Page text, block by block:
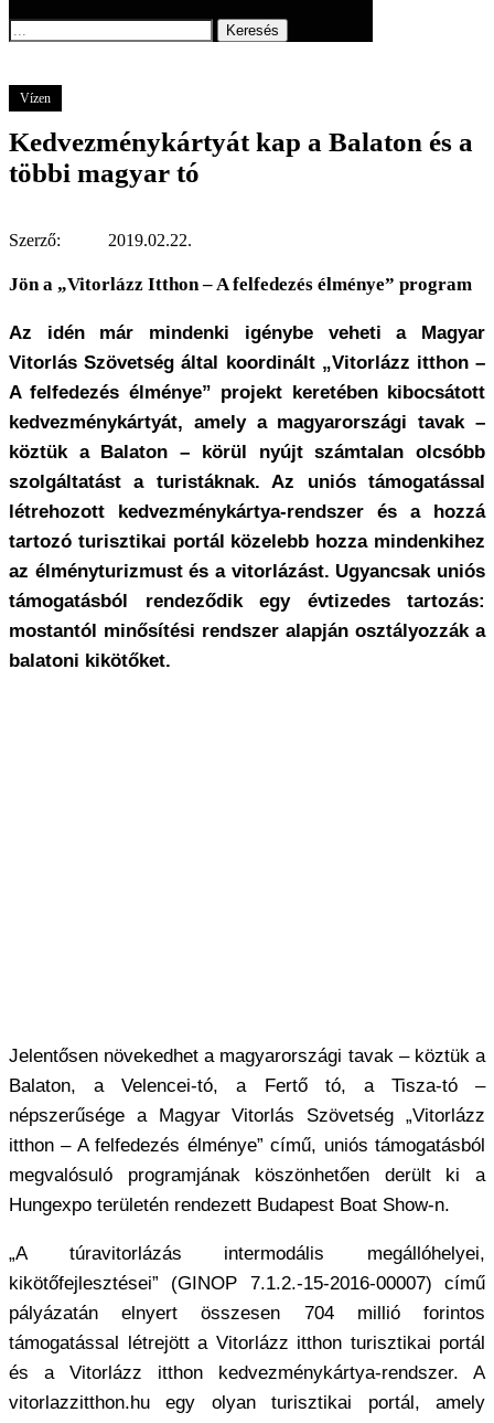
Keresés
Vízen
Kedvezménykártyát kap a Balaton és a
többi magyar tó
Szerző: 2019.02.22.
Jön a „Vitorlázz Itthon – A felfedezés élménye” program
Az idén már mindenki igénybe veheti a Magyar
Vitorlás Szövetség által koordinált „Vitorlázz itthon –
A felfedezés élménye” projekt keretében kibocsátott
kedvezménykártyát, amely a magyarországi tavak –
köztük a Balaton – körül nyújt számtalan olcsóbb
szolgáltatást a turistáknak. Az uniós támogatással
létrehozott kedvezménykártya-rendszer és a hozzá
tartozó turisztikai portál közelebb hozza mindenkihez
az élményturizmust és a vitorlázást. Ugyancsak uniós
támogatásból rendeződik egy évtizedes tartozás:
mostantól minősítési rendszer alapján osztályozzák a
balatoni kikötőket.
Jelentősen növekedhet a magyarországi tavak – köztük a
Balaton, a Velencei-tó, a Fertő tó, a Tisza-tó –
népszerűsége a Magyar Vitorlás Szövetség „Vitorlázz
itthon – A felfedezés élménye” című, uniós támogatásból
megvalósuló programjának köszönhetően derült ki a
Hungexpo területén rendezett Budapest Boat Show-n.
„A túravitorlázás intermodális megállóhelyei,
kikötőfejlesztései” (GINOP 7.1.2.-15-2016-00007) című
pályázatán elnyert összesen 704 millió forintos
támogatással létrejött a Vitorlázz itthon turisztikai portál
és a Vitorlázz itthon kedvezménykártya-rendszer. A
vitorlazzitthon.hu egy olyan turisztikai portál, amely